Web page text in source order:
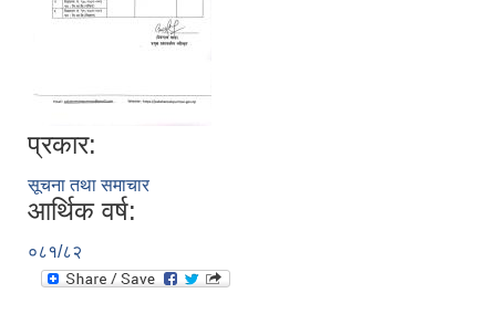
प्रकार:
सूचना तथा समाचार
आर्थिक वर्ष:
०८१/८२